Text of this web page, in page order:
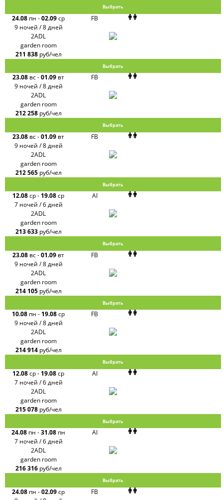
Выбрать
24.08 пн -02.09ср
9 ночей / 8 дней
FB
2ADL
garden room
211 838 руб/чел
Выбрать
23.08 вс-01.09 вт
9 ночей / 8 дней
FB
2ADL
garden room
212 258 руб/чел
Выбрать
23.08 вс-01.09 вт
9 ночей / 8 дней
FB
2ADL
garden room
212 565 руб/чел
Выбрать
12.08ср- 19.08ср
7 ночей / 6 дней
AI
2ADL
garden room
213 633 руб/чел
Выбрать
23.08 вс-01.09 вт
9 ночей / 8 дней
FB
2ADL
garden room
214 105 руб/чел
Выбрать
10.08 пн - 19.08ср
9 ночей / 8 дней
FB
2ADL
garden room
214 914 руб/чел
Выбрать
12.08ср- 19.08ср
7 ночей / 6 дней
AI
2ADL
garden room
215 078 руб/чел
Выбрать
24.08 пн -31.08 пн
7 ночей / 6 дней
AI
2ADL
garden room
216 316 руб/чел
Выбрать
24.08 пн -02.09ср
FB